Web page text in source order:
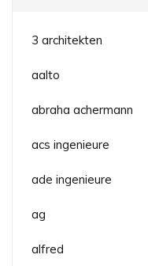
3 architekten
aalto
abraha achermann
acs ingenieure
ade ingenieure
ag
alfred